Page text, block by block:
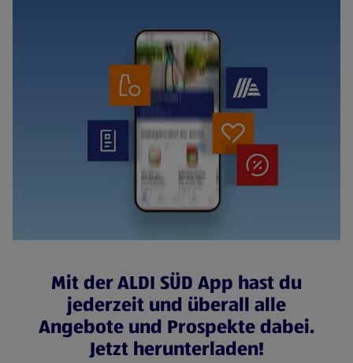
Mit der ALDI SÜD App hast du
jederzeit und überall alle
Angebote und Prospekte dabei.
Jetzt herunterladen!